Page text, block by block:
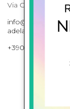
Via Cilea, 255
+39081643421 ,